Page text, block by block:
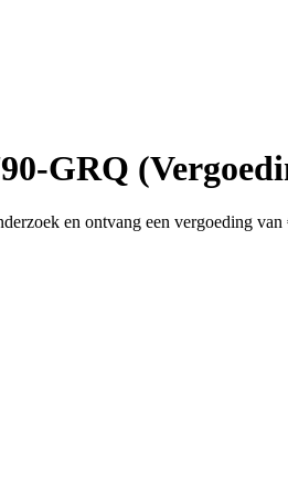
GRQ
en ontvang een vergoeding